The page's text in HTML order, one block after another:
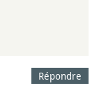
Répondre